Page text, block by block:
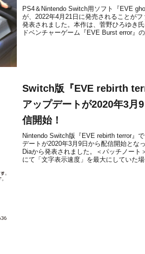
PS4＆Nintendo Switch用ソフト『EVE
が、2022年4月21日に発売されることが
発表されました。本作は、菅野ひろゆき
ドベンチャーゲーム『EVE Burst error』の
Switch版『EVE rebirth
アップデートが2020年3月
信開始！
Nintendo Switch版『EVE rebirth terror』
デートが2020年3月9日から配信開始とな
Diaから発表されました。＜パッチノート
にて「文字表示速度」を最大にしていた